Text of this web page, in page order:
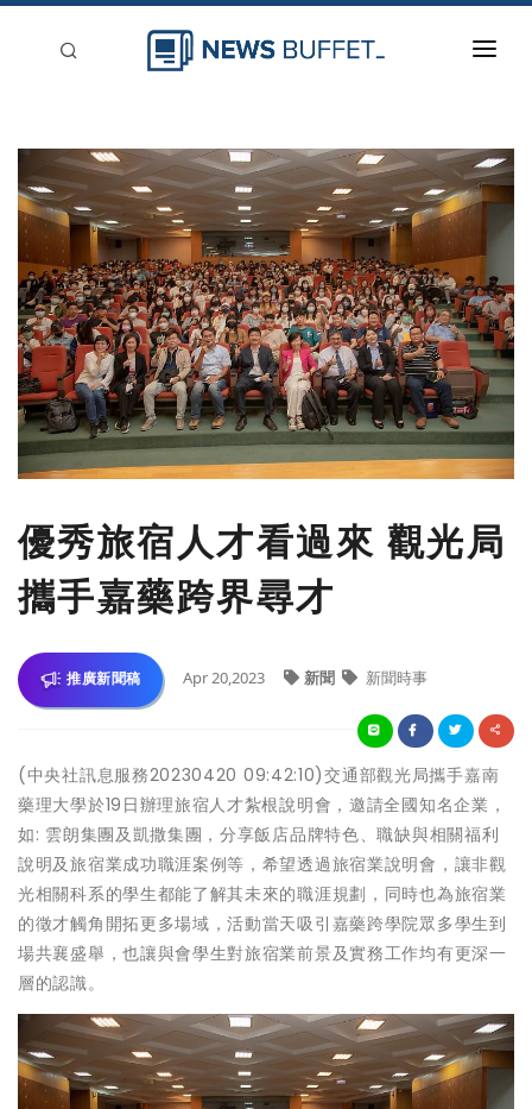
新聞稿分類
登入
刊登
優秀旅宿人才看過來 觀光局
攜手嘉藥跨界尋才
推廣新聞稿 Apr 20,2023 新聞 新聞時事
(中央社訊息服務20230420 09:42:10)交通部觀光局攜手嘉南
藥理大學於19日辦理旅宿人才紮根說明會，邀請全國知名企業，
如: 雲朗集團及凱撒集團，分享飯店品牌特色、職缺與相關福利
說明及旅宿業成功職涯案例等，希望透過旅宿業說明會，讓非觀
光相關科系的學生都能了解其未來的職涯規劃，同時也為旅宿業
的徵才觸角開拓更多場域，活動當天吸引嘉藥跨學院眾多學生到
場共襄盛舉，也讓與會學生對旅宿業前景及實務工作均有更深一
層的認識。